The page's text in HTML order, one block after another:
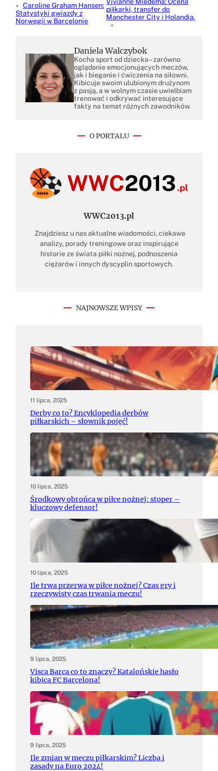
« Caroline Graham Hansen:
Statystyki gwiazdy z
Norwegii w Barcelonie
piłkarki, transfer do
Manchester City i Holandia.
»
Daniela Walczybok
Kocha sport od dziecka – zarówno
oglądanie emocjonujących meczów,
jak i bieganie i ćwiczenia na siłowni.
Kibicuje swoim ulubionym drużynom
z pasją, a w wolnym czasie uwielbiam
trenować i odkrywać interesujące
fakty na temat różnych zawodników.
O PORTALU
WWC2013.pl
Znajdziesz u nas aktualne wiadomości, ciekawe
analizy, porady treningowe oraz inspirujące
historie ze świata piłki nożnej, podnoszenia
ciężarów i innych dyscyplin sportowych.
NAJNOWSZE WPISY
11 lipca, 2025
Derby co to? Encyklopedia derbów
piłkarskich – słownik pojęć!
10 lipca, 2025
Środkowy obrońca w piłce nożnej: stoper –
kluczowy defensor!
10 lipca, 2025
Ile trwa przerwa w piłce nożnej? Czas gry i
rzeczywisty czas trwania meczu!
9 lipca, 2025
Visca Barca co to znaczy? Katalońskie hasło
kibica FC Barcelona!
9 lipca, 2025
Ile zmian w meczu piłkarskim? Liczba i
zasady na Euro 2024!